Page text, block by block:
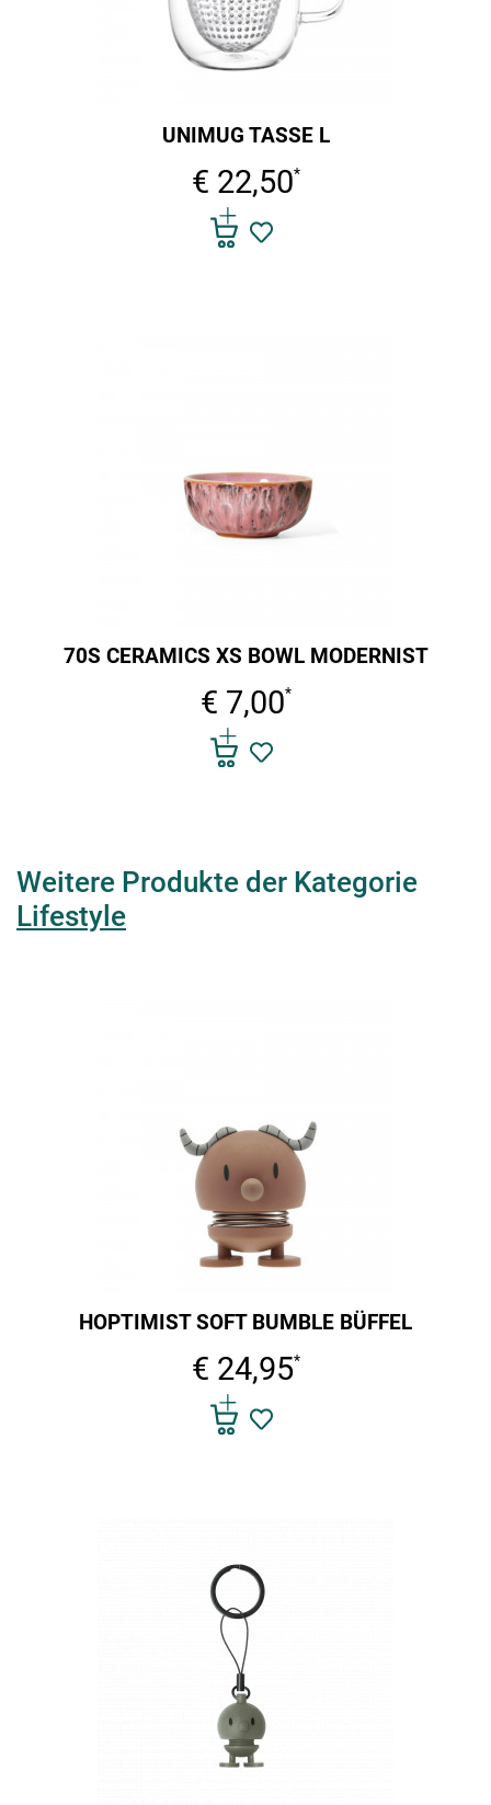
UNIMUG TASSE L
€ 22,50*
70S CERAMICS XS BOWL MODERNIST
€ 7,00*
Weitere Produkte der Kategorie
Lifestyle
HOPTIMIST SOFT BUMBLE BÜFFEL
€ 24,95*